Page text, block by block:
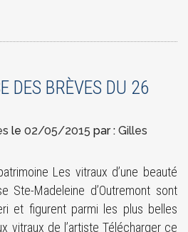
DES BRÈVES DU 26
le 02/05/2015 par : Gilles
Les vitraux d’une beauté
Ste-Madeleine d’Outremont sont
et figurent parmi les plus belles
vitraux de l’artiste Télécharger ce